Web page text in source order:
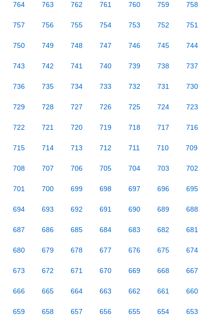
764 763 762 761 760 759 758
757 756 755 754 753 752 751
750 749 748 747 746 745 744
743 742 741 740 739 738 737
736 735 734 733 732 731 730
729 728 727 726 725 724 723
722 721 720 719 718 717 716
715 714 713 712 711 710 709
708 707 706 705 704 703 702
701 700 699 698 697 696 695
694 693 692 691 690 689 688
687 686 685 684 683 682 681
680 679 678 677 676 675 674
673 672 671 670 669 668 667
666 665 664 663 662 661 660
659 658 657 656 655 654 653